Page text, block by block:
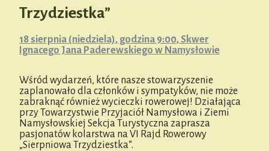
Trzydziestka”
18 sierpnia (niedziela), godzina 9:00, Skwer
Ignacego Jana Paderewskiego w Namysłowie
Wśród wydarzeń, które nasze stowarzyszenie
zaplanowało dla członków i sympatyków, nie może
zabraknąć również wycieczki rowerowej! Działająca
przy Towarzystwie Przyjaciół Namysłowa i Ziemi
Namysłowskiej Sekcja Turystyczna zaprasza
pasjonatów kolarstwa na VI Rajd Rowerowy
„Sierpniowa Trzydziestka”.